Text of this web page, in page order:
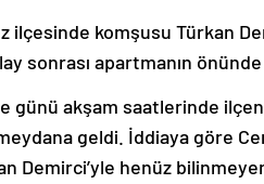
ilçesinde komşusu Türkan
sonrası apartmanın
günü akşam saatlerinde
geldi. İddiaya göre
Demirci’yle henüz